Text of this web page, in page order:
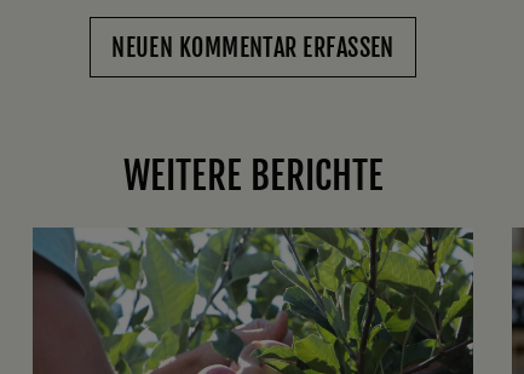
NEUEN KOMMENTAR ERFASSEN
WEITERE BERICHTE